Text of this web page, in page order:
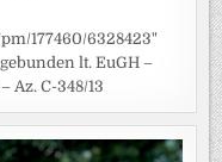
177460/6328423"
lt. EuGH –
Az. C-348/13